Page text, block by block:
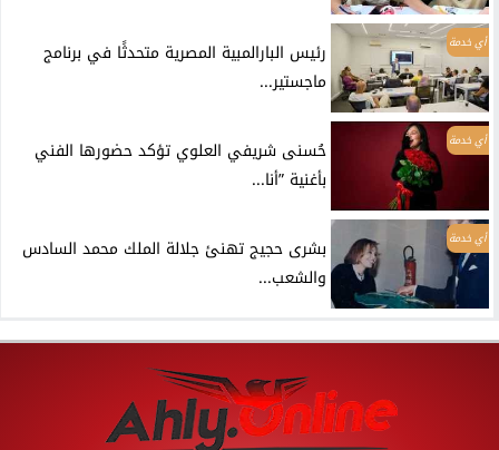
أي خدمة
رئيس البارالمبية المصرية متحدثًا في برنامج
ماجستير...
أي خدمة
حُسنى شريفي العلوي تؤكد حضورها الفني
بأغنية ”أنا...
أي خدمة
بشرى حجيج تهنئ جلالة الملك محمد السادس
والشعب...